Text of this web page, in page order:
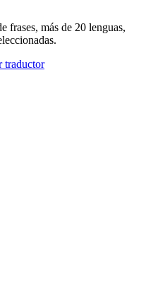
frases, más de 20 lenguas,